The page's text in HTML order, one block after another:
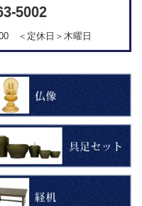
5002
＜定休日＞木曜日